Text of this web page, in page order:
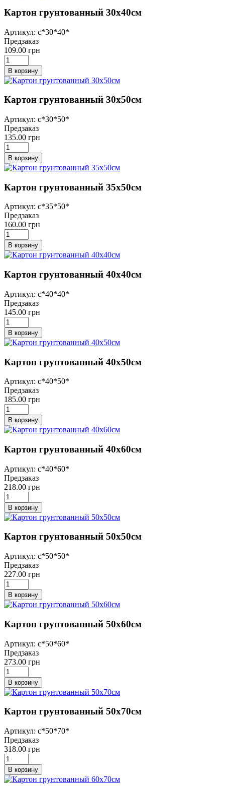
Картон грунтованный 30х40см
Артикул: с*30*40*
Предзаказ
109.00 грн
В корзину
Картон грунтованный 30х50см
Артикул: с*30*50*
Предзаказ
135.00 грн
В корзину
Картон грунтованный 35х50см
Артикул: с*35*50*
Предзаказ
160.00 грн
В корзину
Картон грунтованный 40х40см
Артикул: с*40*40*
Предзаказ
145.00 грн
В корзину
Картон грунтованный 40х50см
Артикул: с*40*50*
Предзаказ
185.00 грн
В корзину
Картон грунтованный 40х60см
Артикул: с*40*60*
Предзаказ
218.00 грн
В корзину
Картон грунтованный 50х50см
Артикул: с*50*50*
Предзаказ
227.00 грн
В корзину
Картон грунтованный 50х60см
Артикул: с*50*60*
Предзаказ
273.00 грн
В корзину
Картон грунтованный 50х70см
Артикул: с*50*70*
Предзаказ
318.00 грн
В корзину